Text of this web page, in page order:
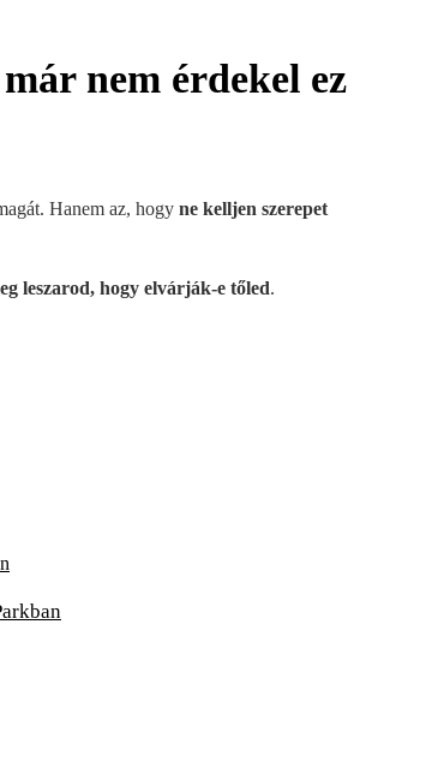
nem érdekel ez
Hanem az, hogy ne kelljen szerepet
leszarod, hogy elvárják-e tőled.